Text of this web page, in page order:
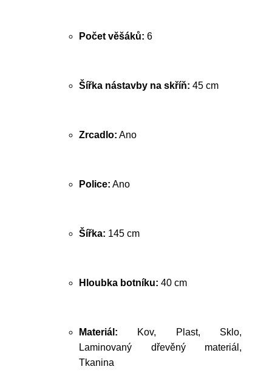
Počet věšáků: 6
Šířka nástavby na skříň: 45 cm
Zrcadlo: Ano
Police: Ano
Šířka: 145 cm
Hloubka botníku: 40 cm
Materiál: Kov, Plast, Sklo,
Laminovaný dřevěný materiál,
Tkanina